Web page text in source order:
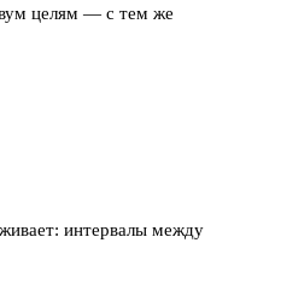
целям — с тем же
интервалы между